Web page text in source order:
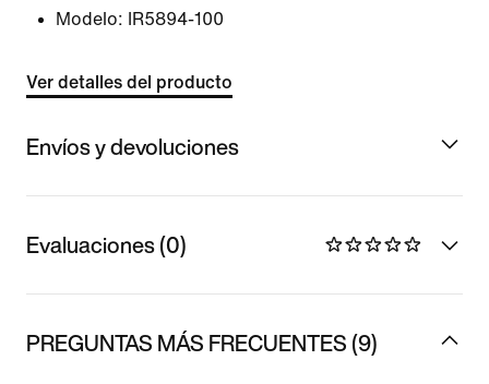
Modelo:
IR5894-100
Ver detalles del producto
Envíos y devoluciones
Evaluaciones (0)
PREGUNTAS MÁS FRECUENTES (9)